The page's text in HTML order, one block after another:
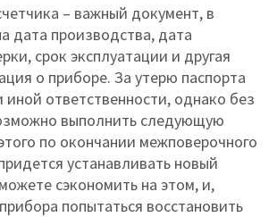
– важный документ, в
дата производства, дата
срок эксплуатации и другая
о приборе. За утерю паспорта
ответственности, однако без
выполнить следующую
по окончании межповерочного
устанавливать новый
сэкономить на этом, и,
попытаться восстановить